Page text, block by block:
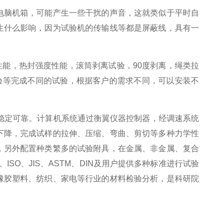
机箱，可能产生一些干扰的声音，这就类似于平时自
么影响，因为试验机的传输线等都是屏蔽线，具有一
，热封强度性能，滚筒剥离试验，90度剥离，绳类拉
完成不同的试验，根据客户的需求不同，可以安装不
可靠。计算机系统通过衡翼仪器控制器，经调速系统
，完成试样的拉伸、压缩、弯曲、剪切等多种力学性
外配置种类繁多的试验附具，在金属、非金属、复合
ISO、JIS、ASTM、DIN及用户提供多种标准进行试验
塑料、纺织、家电等行业的材料检验分析，是科研院